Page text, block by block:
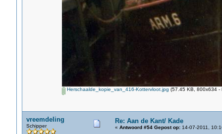
Herschaalde_kopie_van_416-Kottervloot.jpg (57.45 KB, 800x634 -
vreemdeling
Schipper
Re: Aan de Kant/ Kade
« Antwoord #54 Gepost op:14-07-2011,